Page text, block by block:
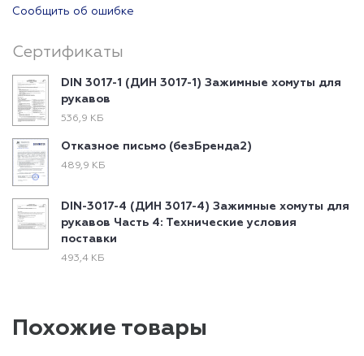
Сообщить об ошибке
Сертификаты
DIN 3017-1 (ДИН 3017-1) Зажимные хомуты для
рукавов
536,9 КБ
Отказное письмо (безБренда2)
489,9 КБ
DIN-3017-4 (ДИН 3017-4) Зажимные хомуты для
рукавов Часть 4: Технические условия
поставки
493,4 КБ
Похожие товары